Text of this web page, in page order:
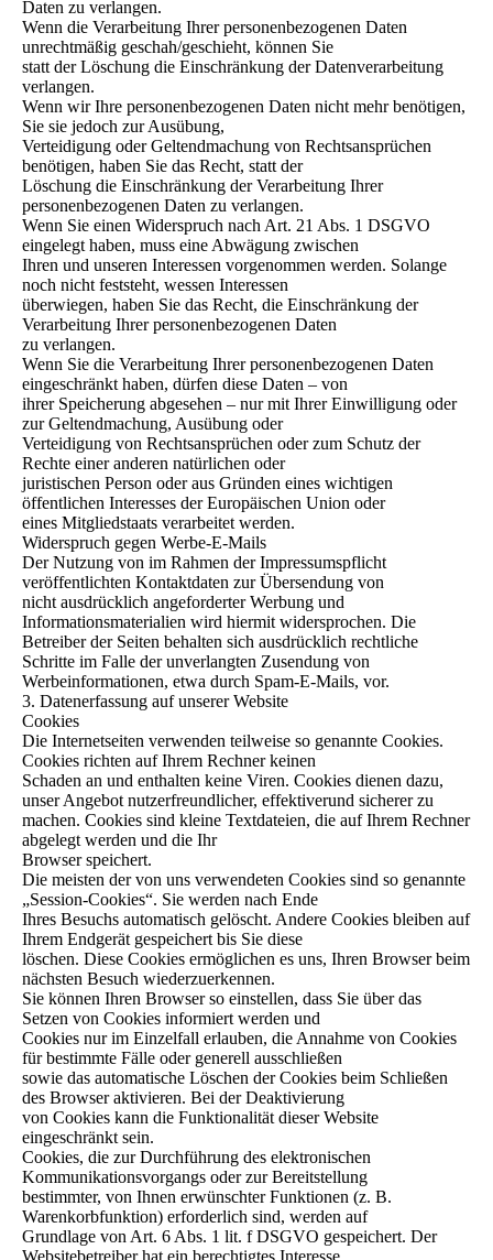
Daten zu verlangen.
Wenn die Verarbeitung Ihrer personenbezogenen Daten
unrechtmäßig geschah/geschieht, können Sie
statt der Löschung die Einschränkung der Datenverarbeitung
verlangen.
Wenn wir Ihre personenbezogenen Daten nicht mehr benötigen,
Sie sie jedoch zur Ausübung,
Verteidigung oder Geltendmachung von Rechtsansprüchen
benötigen, haben Sie das Recht, statt der
Löschung die Einschränkung der Verarbeitung Ihrer
personenbezogenen Daten zu verlangen.
Wenn Sie einen Widerspruch nach Art. 21 Abs. 1 DSGVO
eingelegt haben, muss eine Abwägung zwischen
Ihren und unseren Interessen vorgenommen werden. Solange
noch nicht feststeht, wessen Interessen
überwiegen, haben Sie das Recht, die Einschränkung der
Verarbeitung Ihrer personenbezogenen Daten
zu verlangen.
Wenn Sie die Verarbeitung Ihrer personenbezogenen Daten
eingeschränkt haben, dürfen diese Daten – von
ihrer Speicherung abgesehen – nur mit Ihrer Einwilligung oder
zur Geltendmachung, Ausübung oder
Verteidigung von Rechtsansprüchen oder zum Schutz der
Rechte einer anderen natürlichen oder
juristischen Person oder aus Gründen eines wichtigen
öffentlichen Interesses der Europäischen Union oder
eines Mitgliedstaats verarbeitet werden.
Widerspruch gegen Werbe-E-Mails
Der Nutzung von im Rahmen der Impressumspflicht
veröffentlichten Kontaktdaten zur Übersendung von
nicht ausdrücklich angeforderter Werbung und
Informationsmaterialien wird hiermit widersprochen. Die
Betreiber der Seiten behalten sich ausdrücklich rechtliche
Schritte im Falle der unverlangten Zusendung von
Werbeinformationen, etwa durch Spam-E-Mails, vor.
3. Datenerfassung auf unserer Website
Cookies
Die Internetseiten verwenden teilweise so genannte Cookies.
Cookies richten auf Ihrem Rechner keinen
Schaden an und enthalten keine Viren. Cookies dienen dazu,
unser Angebot nutzerfreundlicher, effektiverund sicherer zu
machen. Cookies sind kleine Textdateien, die auf Ihrem Rechner
abgelegt werden und die Ihr
Browser speichert.
Die meisten der von uns verwendeten Cookies sind so genannte
„Session-Cookies“. Sie werden nach Ende
Ihres Besuchs automatisch gelöscht. Andere Cookies bleiben auf
Ihrem Endgerät gespeichert bis Sie diese
löschen. Diese Cookies ermöglichen es uns, Ihren Browser beim
nächsten Besuch wiederzuerkennen.
Sie können Ihren Browser so einstellen, dass Sie über das
Setzen von Cookies informiert werden und
Cookies nur im Einzelfall erlauben, die Annahme von Cookies
für bestimmte Fälle oder generell ausschließen
sowie das automatische Löschen der Cookies beim Schließen
des Browser aktivieren. Bei der Deaktivierung
von Cookies kann die Funktionalität dieser Website
eingeschränkt sein.
Cookies, die zur Durchführung des elektronischen
Kommunikationsvorgangs oder zur Bereitstellung
bestimmter, von Ihnen erwünschter Funktionen (z. B.
Warenkorbfunktion) erforderlich sind, werden auf
Grundlage von Art. 6 Abs. 1 lit. f DSGVO gespeichert. Der
Websitebetreiber hat ein berechtigtes Interesse